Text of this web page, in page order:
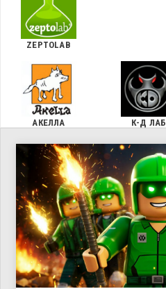
ZEPTOLAB
АКЕЛЛА К-Д ЛАБ